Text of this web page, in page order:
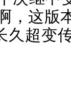
，这版
久超变